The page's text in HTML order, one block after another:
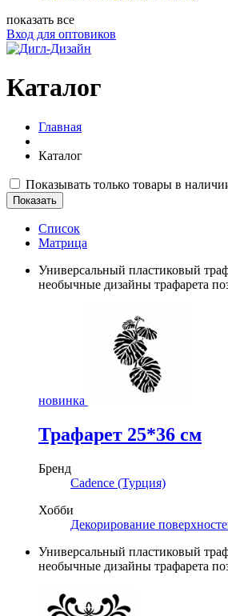
показать все
Вход для оптовиков
Каталог
Главная
Каталог
Показывать только товары в
Список
Матрица
Универсальный пластиковый
необычные дизайны трафарета
новинка
Трафарет 25*36 см
Бренд
Cadence (Турция)
Хобби
Декорирование
Универсальный пластиковый
необычные дизайны трафарета